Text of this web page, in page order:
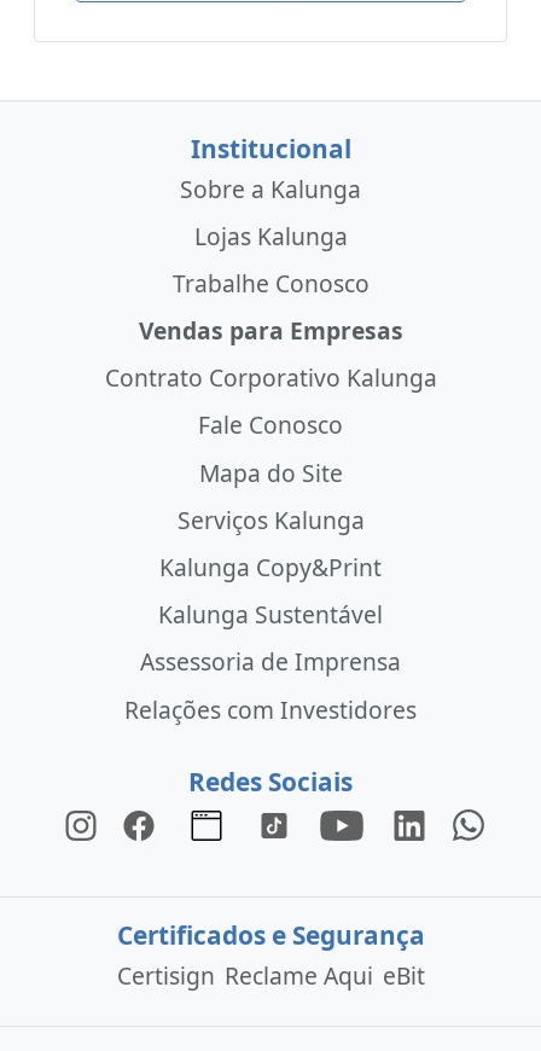
Institucional
Sobre a Kalunga
Lojas Kalunga
Trabalhe Conosco
Vendas para Empresas
Contrato Corporativo Kalunga
Fale Conosco
Mapa do Site
Serviços Kalunga
Kalunga Copy&Print
Kalunga Sustentável
Assessoria de Imprensa
Relações com Investidores
Redes Sociais
Certificados e Segurança
Certisign Reclame Aqui eBit